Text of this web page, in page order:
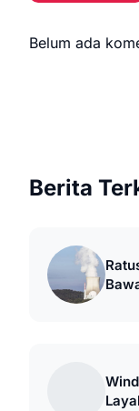
Belum ada
Berita